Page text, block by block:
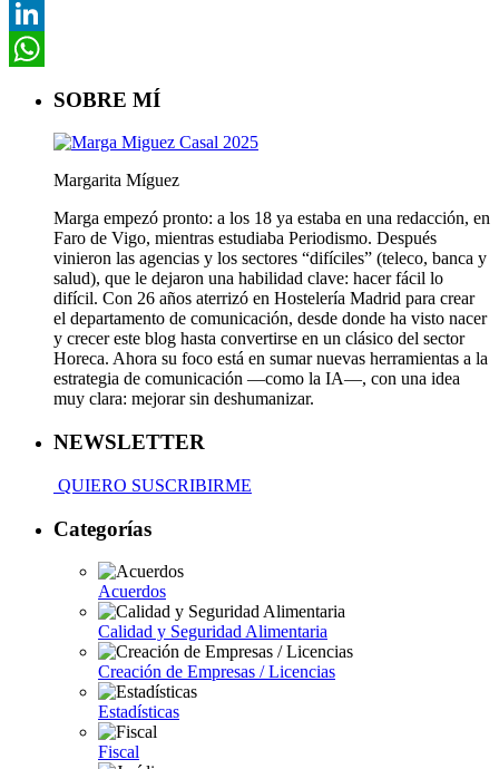
Pinterest
LinkedIn
SOBRE MÍ
Margarita Míguez
Marga empezó pronto: a los 18 ya estaba en una redacción, en
Faro de Vigo, mientras estudiaba Periodismo. Después
vinieron las agencias y los sectores “difíciles” (teleco, banca y
salud), que le dejaron una habilidad clave: hacer fácil lo
difícil. Con 26 años aterrizó en Hostelería Madrid para crear
el departamento de comunicación, desde donde ha visto nacer
y crecer este blog hasta convertirse en un clásico del sector
Horeca. Ahora su foco está en sumar nuevas herramientas a la
estrategia de comunicación —como la IA—, con una idea
muy clara: mejorar sin deshumanizar.
NEWSLETTER
QUIERO SUSCRIBIRME
Categorías
Acuerdos
Calidad y Seguridad Alimentaria
Creación de Empresas / Licencias
Estadísticas
Fiscal